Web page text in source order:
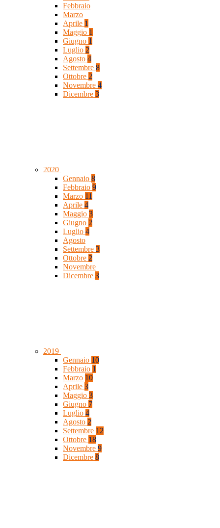
Febbraio
Marzo
Aprile 1
Maggio 1
Giugno 1
Luglio 2
Agosto 4
Settembre 8
Ottobre 2
Novembre 4
Dicembre 3
2020
Gennaio 8
Febbraio 9
Marzo 11
Aprile 4
Maggio 3
Giugno 2
Luglio 4
Agosto
Settembre 3
Ottobre 2
Novembre
Dicembre 3
2019
Gennaio 10
Febbraio 1
Marzo 10
Aprile 3
Maggio 3
Giugno 7
Luglio 4
Agosto 2
Settembre 12
Ottobre 18
Novembre 9
Dicembre 8